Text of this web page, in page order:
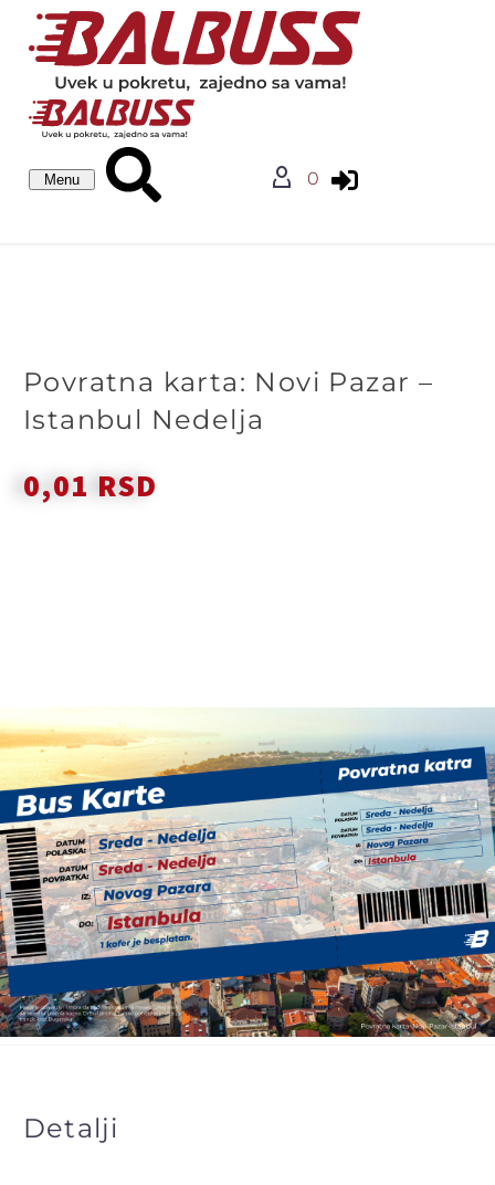
Menu
RELACIJE
Novi Sad - Beograd - Istanbul
Istanbul - Beograd - Novi Sad
Novi Pazar - Prizren
Prizren - Novi Pazar
Novi Pazar - Sarajevo
Sarejevo - Novi Pazar
Novi Pazar - Istanbul
0
Povratna karta: Novi Pazar –
Istanbul Nedelja
0,01 RSD
Detalji